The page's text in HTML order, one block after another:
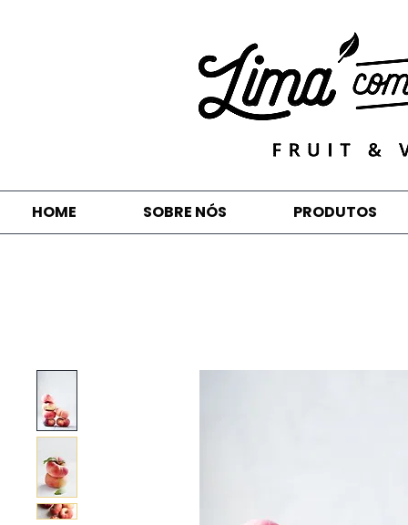
HOME SOBRE NÓS PRODUTOS